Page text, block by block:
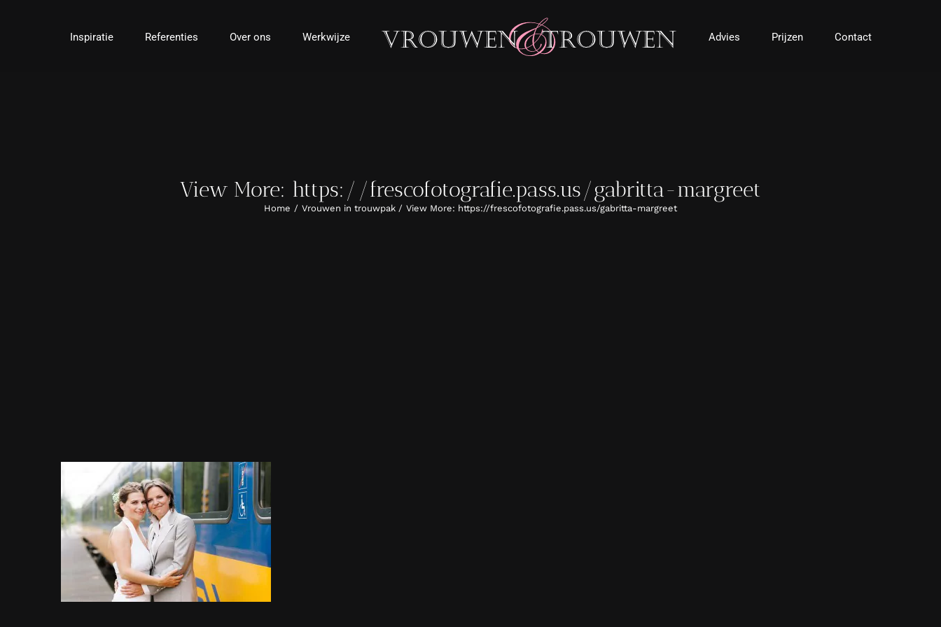
Inspiratie Referenties Over ons Werkwijze Advies Prijzen Contact
View More: https://frescofotografie.pass.us/gabritta-margreet
Home Vrouwen in trouwpak View More: https://frescofotografie.pass.us/gabritta-margreet